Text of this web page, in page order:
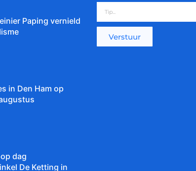
Paping vernield
in Den Ham op
dag
De Ketting in
Verstuur